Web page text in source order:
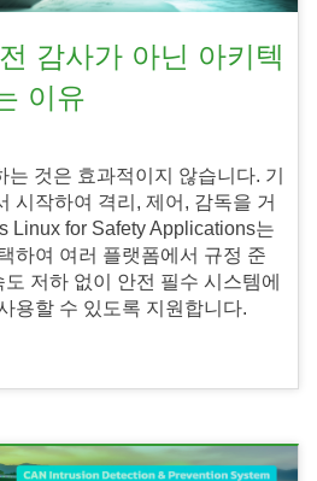
감사가 아닌 아키텍
이유
것은 효과적이지 않습니다. 기
시작하여 격리, 제어, 감독을 거
Linux for Safety Applications는
하여 여러 플랫폼에서 규정 준
저하 없이 안전 필수 시스템에
용할 수 있도록 지원합니다.